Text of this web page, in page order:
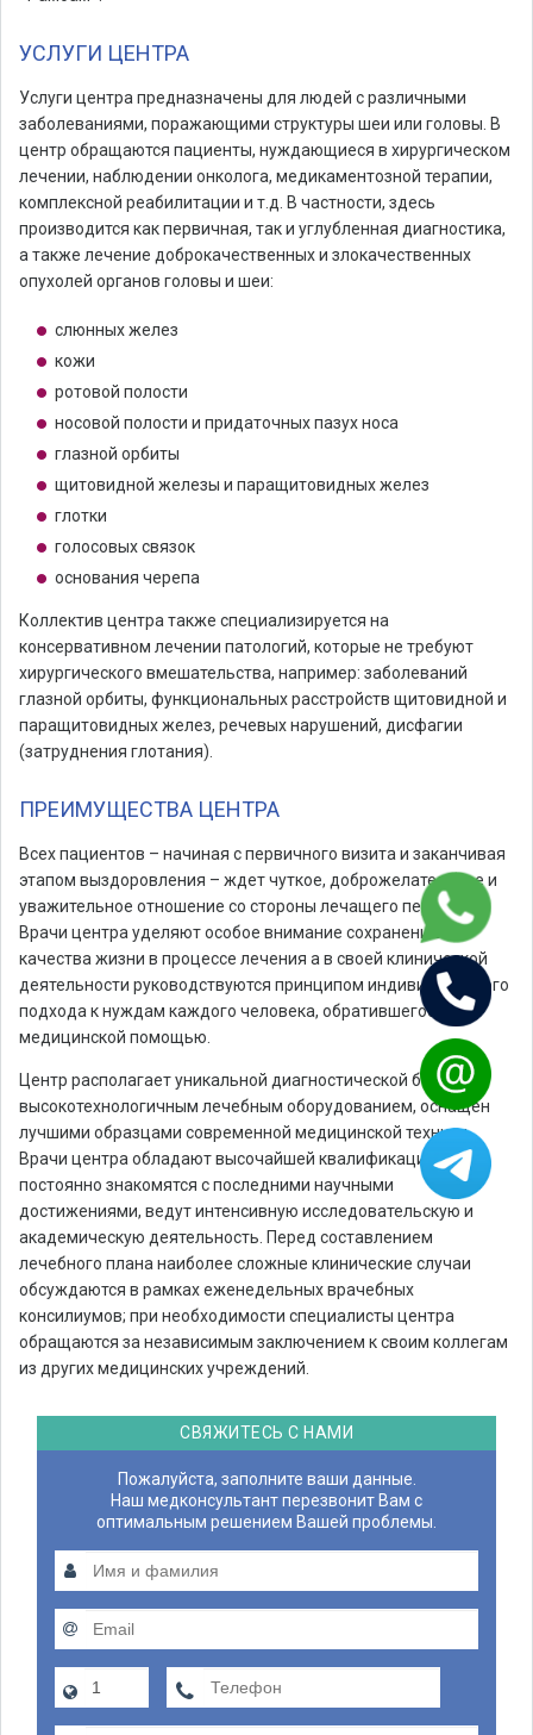
УСЛУГИ ЦЕНТРА
Услуги центра предназначены для людей с различными
заболеваниями, поражающими структуры шеи или головы. В
центр обращаются пациенты, нуждающиеся в хирургическом
лечении, наблюдении онколога, медикаментозной терапии,
комплексной реабилитации и т.д. В частности, здесь
производится как первичная, так и углубленная диагностика,
а также лечение доброкачественных и злокачественных
опухолей органов головы и шеи:
слюнных желез
кожи
ротовой полости
носовой полости и придаточных пазух носа
глазной орбиты
щитовидной железы и паращитовидных желез
глотки
голосовых связок
основания черепа
Коллектив центра также специализируется на
консервативном лечении патологий, которые не требуют
хирургического вмешательства, например: заболеваний
глазной орбиты, функциональных расстройств щитовидной и
паращитовидных желез, речевых нарушений, дисфагии
(затруднения глотания).
ПРЕИМУЩЕСТВА ЦЕНТРА
Всех пациентов – начиная с первичного визита и заканчивая
этапом выздоровления – ждет чуткое, доброжелательное и
уважительное отношение со стороны лечащего персонала.
Врачи центра уделяют особое внимание сохранению
качества жизни в процессе лечения а в своей клинической
деятельности руководствуются принципом индивидуального
подхода к нуждам каждого человека, обратившегося за
медицинской помощью.
Центр располагает уникальной диагностической базой и
высокотехнологичным лечебным оборудованием, оснащен
лучшими образцами современной медицинской техники.
Врачи центра обладают высочайшей квалификацией,
постоянно знакомятся с последними научными
достижениями, ведут интенсивную исследовательскую и
академическую деятельность. Перед составлением
лечебного плана наиболее сложные клинические случаи
обсуждаются в рамках еженедельных врачебных
консилиумов; при необходимости специалисты центра
обращаются за независимым заключением к своим коллегам
из других медицинских учреждений.
СВЯЖИТЕСЬ С НАМИ
Пожалуйста, заполните ваши данные.
Наш медконсультант перезвонит Вам с
оптимальным решением Вашей проблемы.